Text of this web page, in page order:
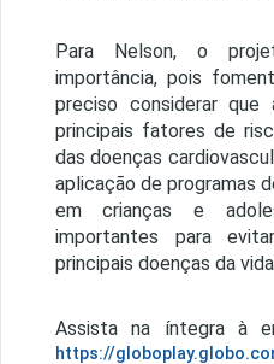
Para Nelson, o
importância, pois
preciso considerar
principais fatores de
das doenças
aplicação de programas
em crianças e
importantes para
principais doenças da
Assista na íntegra à
https://